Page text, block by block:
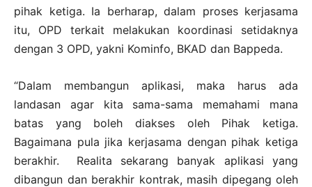
pihak ketiga. Ia berharap, dalam proses kerjasama
itu, OPD terkait melakukan koordinasi setidaknya
dengan 3 OPD, yakni Kominfo, BKAD dan Bappeda.
“Dalam membangun aplikasi, maka harus ada
landasan agar kita sama-sama memahami mana
batas yang boleh diakses oleh Pihak ketiga.
Bagaimana pula jika kerjasama dengan pihak ketiga
berakhir. Realita sekarang banyak aplikasi yang
dibangun dan berakhir kontrak, masih dipegang oleh